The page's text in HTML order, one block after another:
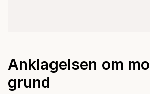
Anklagelsen om
grund